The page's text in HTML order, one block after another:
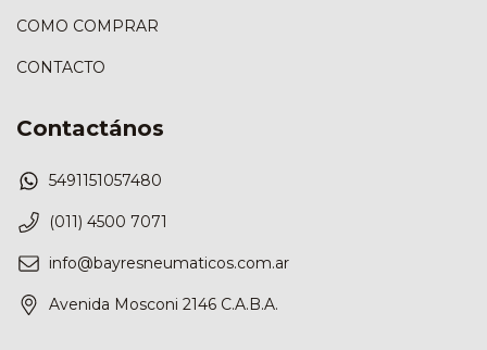
COMO COMPRAR
CONTACTO
Contactános
5491151057480
(011) 4500 7071
info@bayresneumaticos.com.ar
Avenida Mosconi 2146 C.A.B.A.